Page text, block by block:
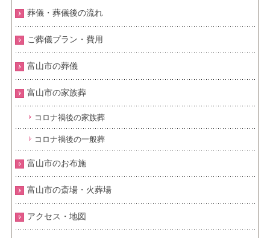
葬儀・葬儀後の流れ
ご葬儀プラン・費用
富山市の葬儀
富山市の家族葬
コロナ禍後の家族葬
コロナ禍後の一般葬
富山市のお布施
富山市の斎場・火葬場
アクセス・地図